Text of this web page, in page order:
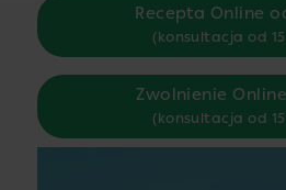
Recepta Online
(konsultacja od
Zwolnienie
(konsultacja od